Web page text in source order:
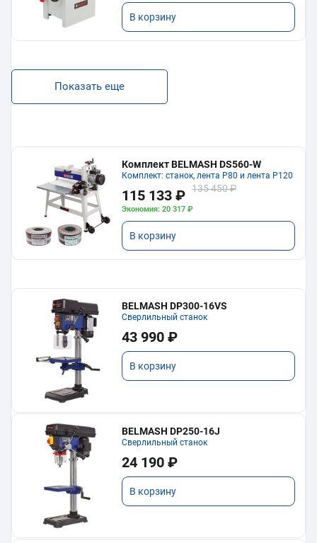
В корзину
Показать еще
Комплект BELMASH DS560-W
Комплект: станок, лента P80 и лента P120
115 133 ₽ 135 450 ₽
Экономия: 20 317 ₽
В корзину
BELMASH DP300-16VS
Сверлильный станок
43 990 ₽
В корзину
BELMASH DP250-16J
Сверлильный станок
24 190 ₽
В корзину